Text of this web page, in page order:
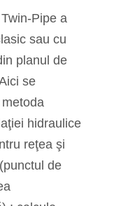
Pipe a
sau cu
planul de
se
hidraulice
reţea şi
de